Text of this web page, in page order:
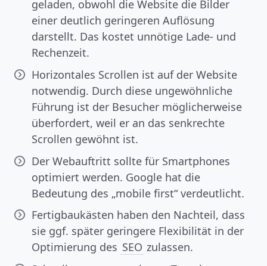
geladen, obwohl die Website die Bilder
einer deutlich geringeren Auflösung
darstellt. Das kostet unnötige Lade- und
Rechenzeit.
Horizontales Scrollen ist auf der Website
notwendig. Durch diese ungewöhnliche
Führung ist der Besucher möglicherweise
überfordert, weil er an das senkrechte
Scrollen gewöhnt ist.
Der Webauftritt sollte für Smartphones
optimiert werden. Google hat die
Bedeutung des „mobile first“ verdeutlicht.
Fertigbaukästen haben den Nachteil, dass
sie ggf. später geringere Flexibilität in der
Optimierung des SEO zulassen.